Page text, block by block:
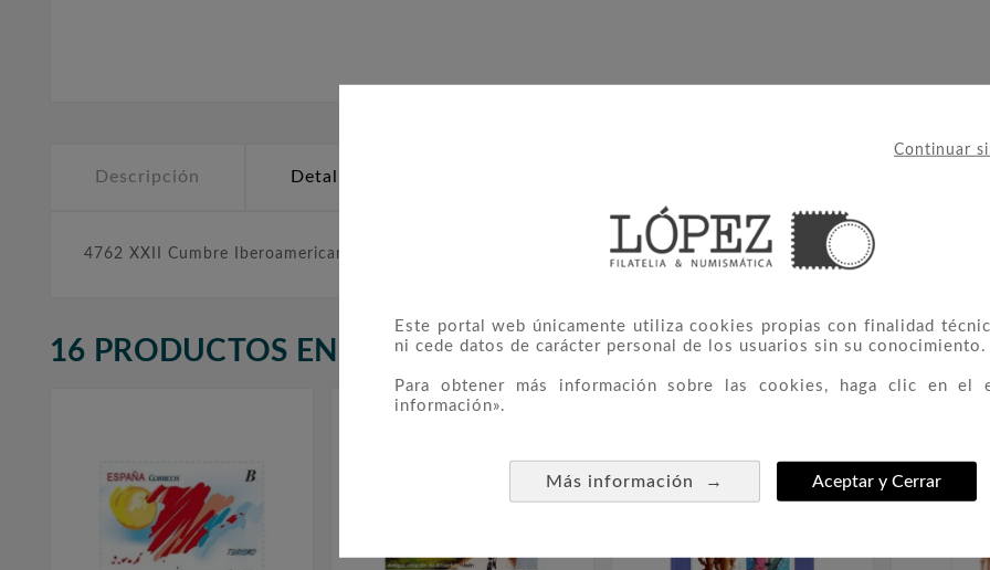
Continuar
Este portal web únicamente utiliza cookies propias con finalidad
ni cede datos de carácter personal de los usuarios sin su conocimiento.
Para obtener más información sobre las cookies, haga clic en el
información».
Más información → Aceptar y Cerrar
Descripción Detalles del producto
4762 XXII Cumbre Iberoamericana. Cádiz.
16 PRODUCTOS EN LA MISMA CATEGORÍA: